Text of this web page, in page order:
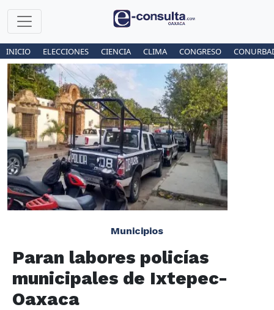
INICIO ELECCIONES CIENCIA CLIMA CONGRESO
Municipios
Paran labores policías
municipales de Ixtepec-
Oaxaca